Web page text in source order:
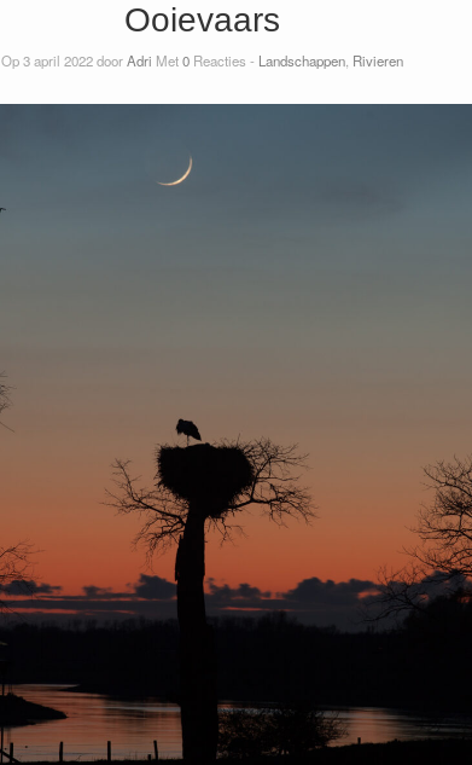
Ooievaars
Op 3 april 2022 doorAdri Met0Reacties - Landschappen, Rivieren